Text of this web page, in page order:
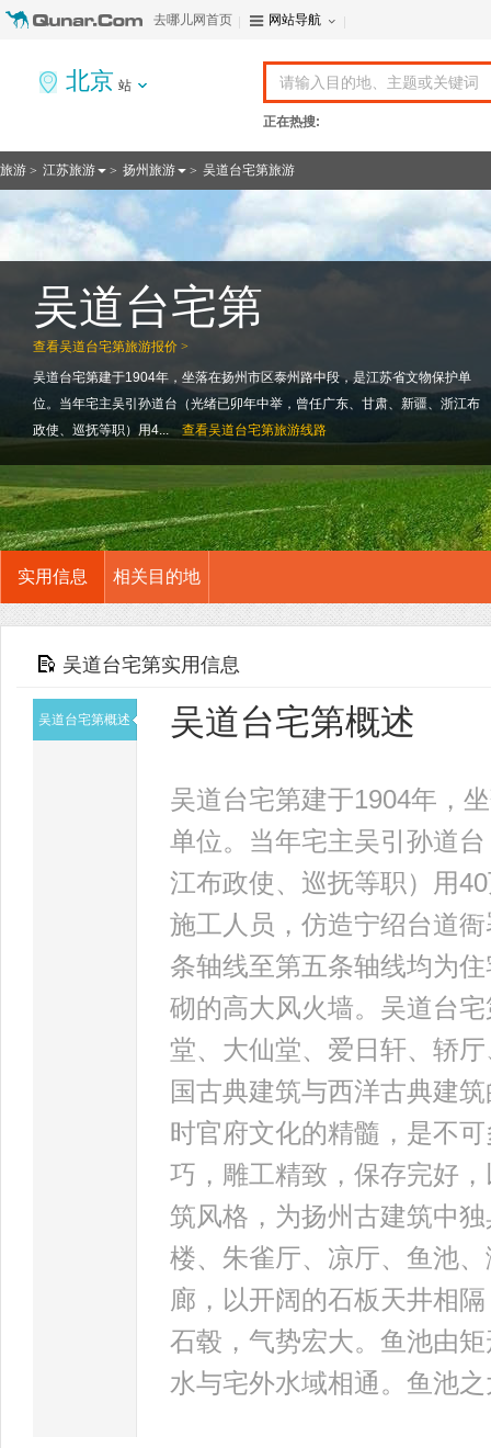
去哪儿网首页 网站导航
北京 站
正在热搜:
旅游 > 江苏旅游 > 扬州旅游 > 吴道台宅第旅游
查看吴道台宅第旅游报价 >
吴道台宅第
吴道台宅第建于1904年，坐落在扬州市区泰州路中段，是江苏省文物保护单
位。当年宅主吴引孙道台（光绪已卯年中举，曾任广东、甘肃、新疆、浙江布
政使、巡抚等职）用4...
查看吴道台宅第旅游线路
实用信息 相关目的地
吴道台宅第实用信息
吴道台宅第概述 吴道台宅第概述
吴道台宅第建于1904年，
单位。当年宅主吴引孙道
江布政使、巡抚等职）用
施工人员，仿造宁绍台道
条轴线至第五条轴线均为
砌的高大风火墙。吴道台
堂、大仙堂、爱日轩、轿
国古典建筑与西洋古典建
时官府文化的精髓，是不
巧，雕工精致，保存完好
筑风格，为扬州古建筑中
楼、朱雀厅、凉厅、鱼池
廊，以开阔的石板天井相
石毂，气势宏大。鱼池由
水与宅外水域相通。鱼池